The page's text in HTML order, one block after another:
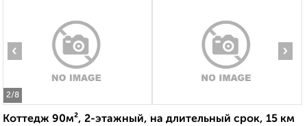
2/8
‹ ›
Коттедж 90м², 2-этажный, на длительный срок, 15 км